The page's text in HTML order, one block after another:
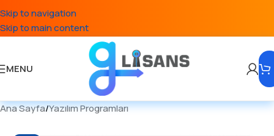
Skip to navigation
Skip to main content
MENU
Ana Sayfa/Yazılım Programları